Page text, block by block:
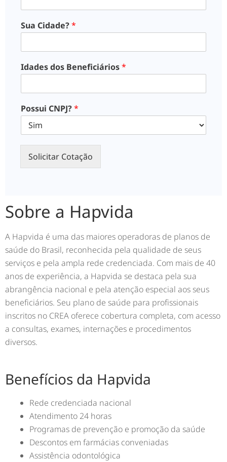
Sua Cidade?*
Idades dos Beneficiários*
Possui CNPJ?*
Solicitar Cotação
Sobre a Hapvida
A Hapvida é uma das maiores operadoras de planos de
saúde do Brasil, reconhecida pela qualidade de seus
serviços e pela ampla rede credenciada. Com mais de 40
anos de experiência, a Hapvida se destaca pela sua
abrangência nacional e pela atenção especial aos seus
beneficiários. Seu plano de saúde para profissionais
inscritos no CREA oferece cobertura completa, com acesso
a consultas, exames, internações e procedimentos
diversos.
Benefícios da Hapvida
Rede credenciada nacional
Atendimento 24 horas
Programas de prevenção e promoção da saúde
Descontos em farmácias conveniadas
Assistência odontológica